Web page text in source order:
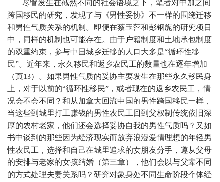
尽管发生在截然不同的社会语境之下，笔者对中加之间
跨国移民的研究，发现了与《男性妥协》不一样的围绕迁移
和男性气质关系的机制。即便在蔡玉萍和彭铟旎的研究项目
中，同样的机制也可能存在。由于户籍制度和土地承包制度
的双重约束，参与中国城乡迁移的人口大多是“循环性移
民”。近年来，永久移民和返乡农民工的数量也在逐年增加
（页13）。如果男性气质的妥协主要发生在那些永久移民身
上，对于以前的“循环性移民”，或者现在的返乡农民工，情
况会不会不同？和从加拿大回流中国的男性跨国移民一样，
当这些到城里打工赚钱的男性农民工回到父权制传统依旧深
厚的农村老家，他们还会选择妥协自我的男性气质吗？又如
书中谈到的那些因为经济现实而放弃浪漫爱情理想的年轻男
性农民工，选择和自己在城里追求的女朋友分手，遵从父母
的安排与老家的女孩结婚（第三章），他们会以与父辈不同
的方式处理夫妻关系吗？研究对象身处不同生命阶段个体经